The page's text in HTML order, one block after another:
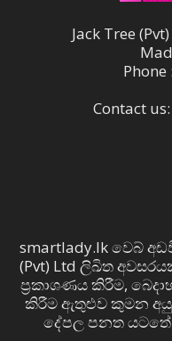
Jack Tree
Phone
Contact us:
smartlady.lk වෙබ්
(Pvt) Ltd ලිඛිත
ප්‍රකාශණය කිරීම,
කිරීම ඇතුළුව කුමන
දේපල පනත යටතේ